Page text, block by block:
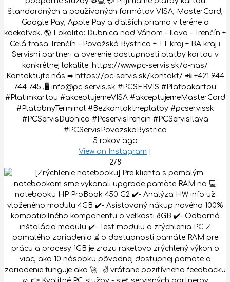
štandardných a používaných formátov VISA, MasterCard,
Google Pay, Apple Pay a ďalších priamo v teréne a
kdekoľvek. 🌎 Lokalita: Dubnica nad Váhom – Ilava – Trenčín +
Celá trasa Trenčín – Považská Bystrica + TT kraj + BA kraj ℹ
Servisní partneri a overenie dostupnosti platby kartou v
konkrétnej lokalite: https://www.pc-servis.sk/o-nas/
Kontaktujte nás ➡ https://pc-servis.sk/kontakt/ 📲 +421 944
744 745 ,🖥 info@pc-servis.sk #PCSERVIS #Platbakartou
#Platimkartou #akceptujemeVISA #akceptujemeMasterCard
#PlatobnyTerminal #Bezkontaktneplatby #pcservissk
#PCServisDubnica #PcservisTrencin #PCServisIlava
#PCServisPovazskaBystrica
5 rokov ago
View on Instagram |
2/8